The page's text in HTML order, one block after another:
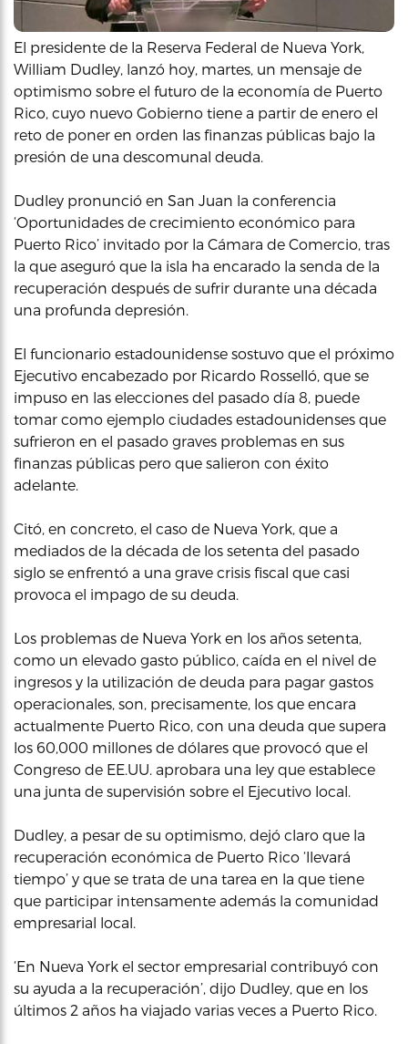
El presidente de la Reserva Federal de Nueva York,
William Dudley, lanzó hoy, martes, un mensaje de
optimismo sobre el futuro de la economía de Puerto
Rico, cuyo nuevo Gobierno tiene a partir de enero el
reto de poner en orden las finanzas públicas bajo la
presión de una descomunal deuda.
Dudley pronunció en San Juan la conferencia
‘Oportunidades de crecimiento económico para
Puerto Rico’ invitado por la Cámara de Comercio, tras
la que aseguró que la isla ha encarado la senda de la
recuperación después de sufrir durante una década
una profunda depresión.
El funcionario estadounidense sostuvo que el próximo
Ejecutivo encabezado por Ricardo Rosselló, que se
impuso en las elecciones del pasado día 8, puede
tomar como ejemplo ciudades estadounidenses que
sufrieron en el pasado graves problemas en sus
finanzas públicas pero que salieron con éxito
adelante.
Citó, en concreto, el caso de Nueva York, que a
mediados de la década de los setenta del pasado
siglo se enfrentó a una grave crisis fiscal que casi
provoca el impago de su deuda.
Los problemas de Nueva York en los años setenta,
como un elevado gasto público, caída en el nivel de
ingresos y la utilización de deuda para pagar gastos
operacionales, son, precisamente, los que encara
actualmente Puerto Rico, con una deuda que supera
los 60,000 millones de dólares que provocó que el
Congreso de EE.UU. aprobara una ley que establece
una junta de supervisión sobre el Ejecutivo local.
Dudley, a pesar de su optimismo, dejó claro que la
recuperación económica de Puerto Rico ‘llevará
tiempo’ y que se trata de una tarea en la que tiene
que participar intensamente además la comunidad
empresarial local.
‘En Nueva York el sector empresarial contribuyó con
su ayuda a la recuperación’, dijo Dudley, que en los
últimos 2 años ha viajado varias veces a Puerto Rico.